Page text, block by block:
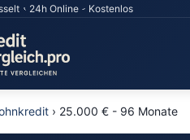
24h Online Kostenlos
› 25.000 € - 96 Monate